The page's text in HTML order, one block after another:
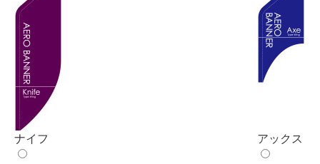
ナイフ アックス